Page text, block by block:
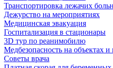
Транспортировка лежачих
Дежурство на мероприятиях
Медицинская эвакуация
Госпитализация в стационары
3D тур по реанимобилю
Медбезопасность на объектах и
Советы врача